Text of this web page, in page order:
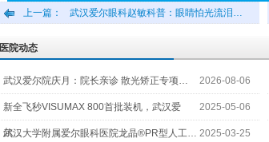
上一篇： 武汉爱尔眼科赵敏科普：眼睛怕光流泪…
医院动态
武汉爱尔院庆月：院长亲诊 散光矫正专项… 2026-08-06
新全飞秒VISUMAX 800首批装机，武汉爱
尔…
2025-05-06
武汉大学附属爱尔眼科医院龙晶®PR型人工… 2025-03-25